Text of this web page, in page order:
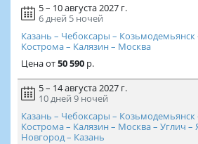
5 – 10 августа 2027 г.
6 дней 5 ночей
Казань – Чебоксары – Козьмодемьянск
Кострома – Калязин – Москва
Ценаот50 590р.
5 – 14 августа 2027 г.
10 дней 9 ночей
Казань – Чебоксары – Козьмодемьянск
Кострома – Калязин – Москва – Углич
Новгород – Казань